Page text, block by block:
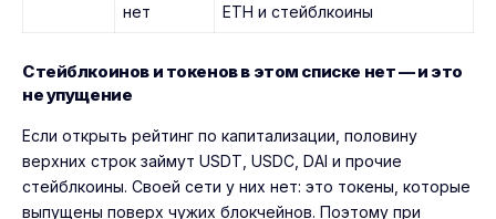
нет
ETH и стейблкоины
Стейблкоинов и токенов в этом списке нет — и это
не упущение
Если открыть рейтинг по капитализации, половину
верхних строк займут USDT, USDC, DAI и прочие
стейблкоины. Своей сети у них нет: это токены, которые
выпущены поверх чужих блокчейнов. Поэтому при